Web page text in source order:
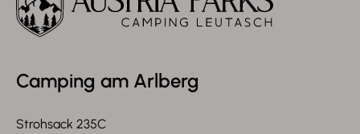
Camping am Arlberg
Strohsack 235C